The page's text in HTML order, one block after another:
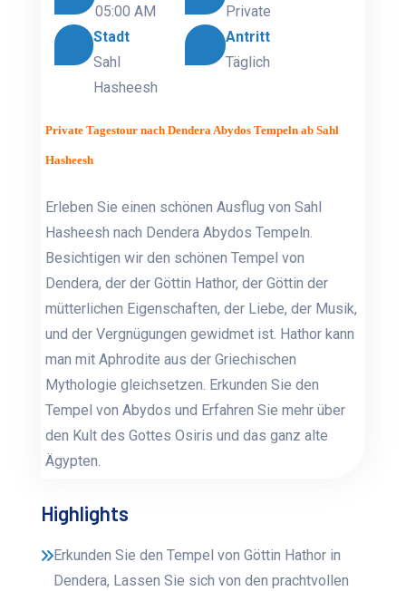
05:00 AM
Private
Stadt
Sahl
Hasheesh
Antritt
Täglich
Private Tagestour nach Dendera Abydos Tempeln ab Sahl
Hasheesh
Erleben Sie einen schönen Ausflug von Sahl
Hasheesh nach Dendera Abydos Tempeln.
Besichtigen wir den schönen Tempel von
Dendera, der der Göttin Hathor, der Göttin der
mütterlichen Eigenschaften, der Liebe, der Musik,
und der Vergnügungen gewidmet ist. Hathor kann
man mit Aphrodite aus der Griechischen
Mythologie gleichsetzen. Erkunden Sie den
Tempel von Abydos und Erfahren Sie mehr über
den Kult des Gottes Osiris und das ganz alte
Ägypten.
Highlights
Erkunden Sie den Tempel von Göttin Hathor in
Dendera, Lassen Sie sich von den prachtvollen